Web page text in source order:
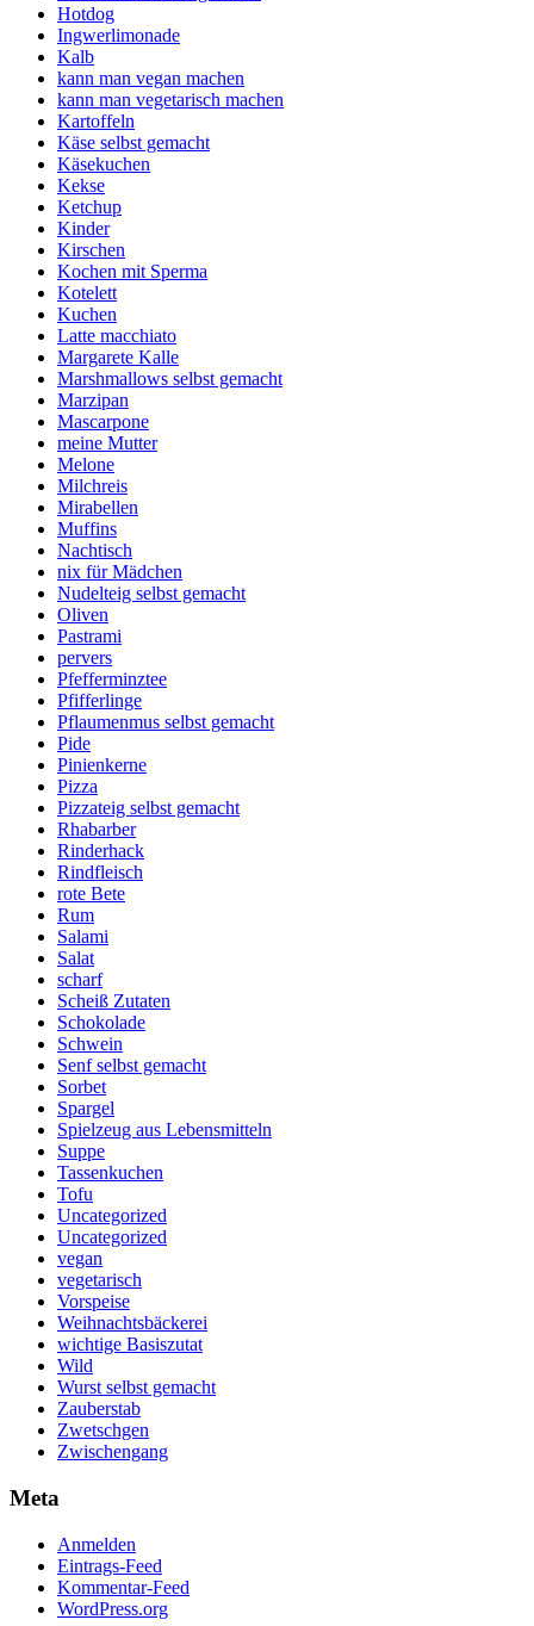
Hotdog
Ingwerlimonade
Kalb
kann man vegan machen
kann man vegetarisch machen
Kartoffeln
Käse selbst gemacht
Käsekuchen
Kekse
Ketchup
Kinder
Kirschen
Kochen mit Sperma
Kotelett
Kuchen
Latte macchiato
Margarete Kalle
Marshmallows selbst gemacht
Marzipan
Mascarpone
meine Mutter
Melone
Milchreis
Mirabellen
Muffins
Nachtisch
nix für Mädchen
Nudelteig selbst gemacht
Oliven
Pastrami
pervers
Pfefferminztee
Pfifferlinge
Pflaumenmus selbst gemacht
Pide
Pinienkerne
Pizza
Pizzateig selbst gemacht
Rhabarber
Rinderhack
Rindfleisch
rote Bete
Rum
Salami
Salat
scharf
Scheiß Zutaten
Schokolade
Schwein
Senf selbst gemacht
Sorbet
Spargel
Spielzeug aus Lebensmitteln
Suppe
Tassenkuchen
Tofu
Uncategorized
Uncategorized
vegan
vegetarisch
Vorspeise
Weihnachtsbäckerei
wichtige Basiszutat
Wild
Wurst selbst gemacht
Zauberstab
Zwetschgen
Zwischengang
Meta
Anmelden
Eintrags-Feed
Kommentar-Feed
WordPress.org